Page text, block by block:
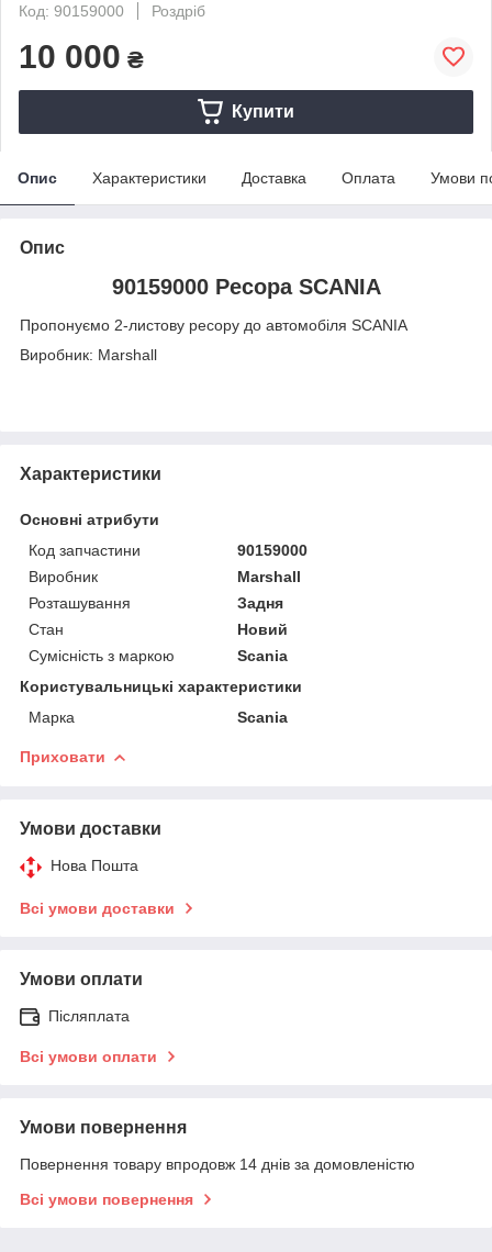
Код: 90159000
Роздріб
10 000 ₴
Купити
Опис Характеристики Доставка Оплата Умови
Опис
90159000 Ресора SCANIA
Пропонуємо 2-листову ресору до автомобіля SCANIA
Виробник: Marshall
Характеристики
Основні атрибути
Код запчастини
90159000
Виробник
Marshall
Розташування
Задня
Стан
Новий
Сумісність з маркою
Scania
Користувальницькі характеристики
Марка
Scania
Приховати
Умови доставки
Нова Пошта
Всі умови доставки
Умови оплати
Післяплата
Всі умови оплати
Умови повернення
Повернення товару впродовж 14 днів за домовленістю
Всі умови повернення